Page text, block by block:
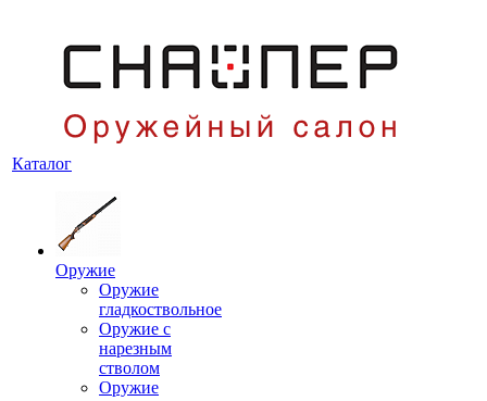
Каталог
Оружие
Оружие
гладкоствольное
Оружие с
нарезным
стволом
Оружие